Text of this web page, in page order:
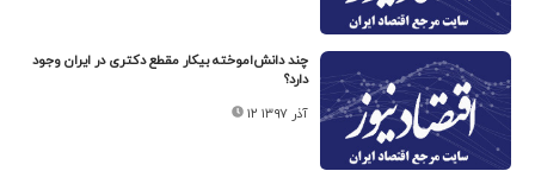
چند دانش‌اموخته بیکار مقطع دکتری در ایران وجود
دارد؟
۱۲ آذر ۱۳۹۷